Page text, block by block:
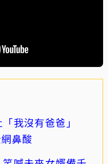
「我沒有爸爸」
鼻酸